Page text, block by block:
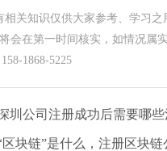
相关知识仅供大家参考、学习
会在第一时间核实，如情况属
1868-5225
圳公司注册成功后需要哪
区块链”是什么，注册区块